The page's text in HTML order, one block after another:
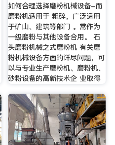
如何合理选择磨粉机械设备-而
磨粉机适用于 粗碎，广泛适用
于矿山、建筑等部门 。常作为
一级磨粉与其他设备合用。 石
头磨粉机械之式磨粉机 有关磨
粉机械设备方面的详尽问题，可
以与专业生产磨粉机、磨粉机、
砂粉设备的高新技术企 业取得